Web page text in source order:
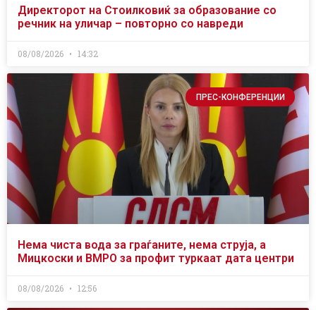
Директорот на Стоилковиќ за образование со
речник на уличар – повторно со навреди
08/08/2026 14:32
ПРЕС-КОНФЕРЕНЦИИ
Нема чиста вода за граѓаните, нема струја, а
Мицкоски и ВМРО за профит туркаат дата центри
08/08/2026 12:56